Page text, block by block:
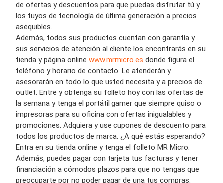
de ofertas y descuentos para que puedas disfrutar tú y
los tuyos de tecnología de última generación a precios
asequibles.
Además, todos sus productos cuentan con garantía y
sus servicios de atención al cliente los encontrarás en su
tienda y página online www.mrmicro.es donde figura el
teléfono y horario de contacto. Le atenderán y
asesorarán en todo lo que usted necesita y a precios de
outlet. Entre y obtenga su folleto hoy con las ofertas de
la semana y tenga el portátil gamer que siempre quiso o
impresoras para su oficina con ofertas inigualables y
promociones. Adquiera y use cupones de descuento para
todos los productos de marca. ¿A qué estás esperando?
Entra en su tienda online y tenga el folleto MR Micro.
Además, puedes pagar con tarjeta tus facturas y tener
financiación a cómodos plazos para que no tengas que
preocuparte por no poder pagar de una tus compras.